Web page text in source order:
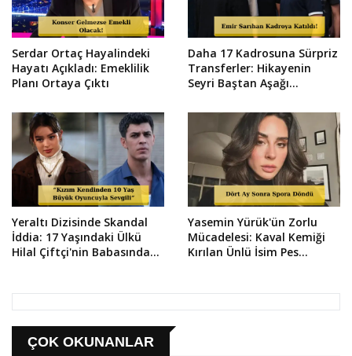
Serdar Ortaç Hayalindeki
Hayatı Açıkladı: Emeklilik
Planı Ortaya Çıktı
Daha 17 Kadrosuna Sürpriz
Transferler: Hikayenin
Seyri Baştan Aşağı
Yeraltı Dizisinde Skandal
İddia: 17 Yaşındaki Ülkü
Hilal Çiftçi'nin Babasından
Yasemin Yürük'ün Zorlu
Mücadelesi: Kaval Kemiği
Kırılan Ünlü İsim Pes
ÇOK OKUNANLAR